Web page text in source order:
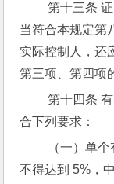
第十三条 证券公司5%以上股权的实际控制人，应
当符合本规定第
实际控制人，还
第三项、第四项
第十四条 有限合伙企业入股证券公司的，还应当符
合下列要求：
不得达到 5%，